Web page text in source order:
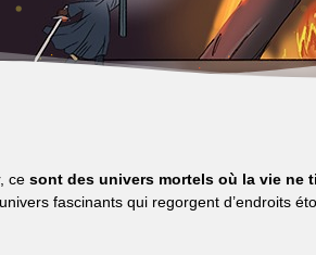
cesont des univers mortels où la vie ne
univers fascinants qui regorgent d’endroits